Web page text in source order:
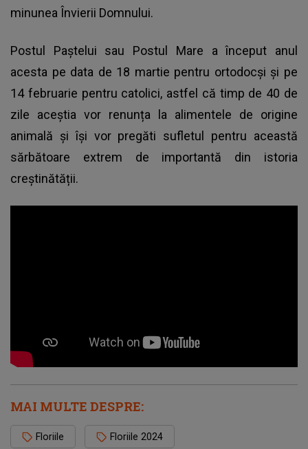
minunea Învierii Domnului.
Postul Paștelui sau Postul Mare a început anul
acesta pe data de 18 martie pentru ortodocși și pe
14 februarie pentru catolici, astfel că timp de 40 de
zile aceștia vor renunța la alimentele de origine
animală și își vor pregăti sufletul pentru această
sărbătoare extrem de importantă din istoria
creștinătății.
MAI MULTE DESPRE:
Floriile Floriile 2024